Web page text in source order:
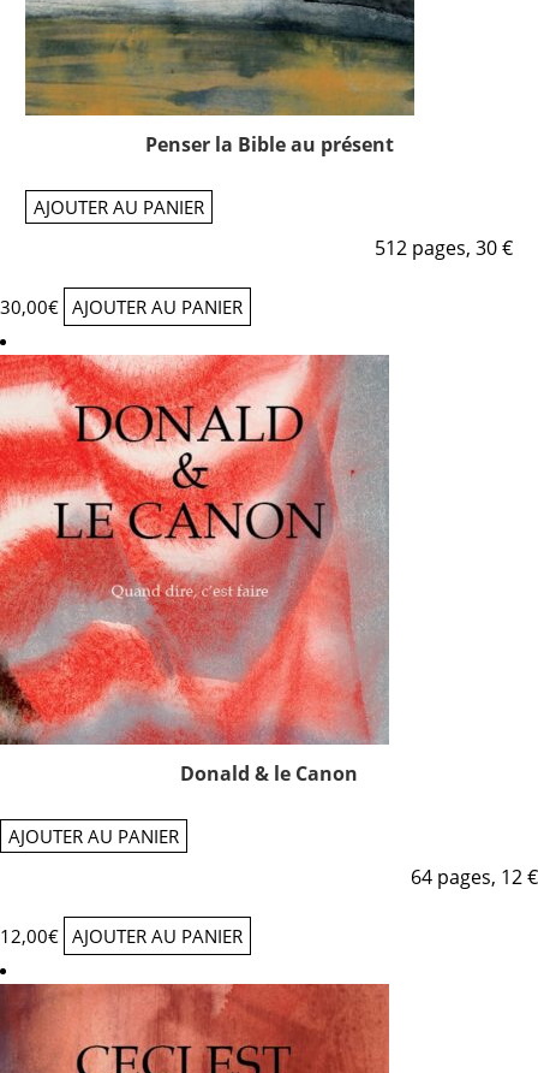
Penser la Bible au présent
AJOUTER AU PANIER
512 pages, 30 €
30,00€ AJOUTER AU PANIER
Donald & le Canon
AJOUTER AU PANIER
64 pages, 12 €
12,00€ AJOUTER AU PANIER